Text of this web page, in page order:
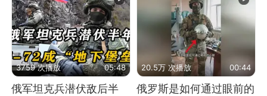
3759 次播放 05:48
俄军坦克兵潜伏敌后半
20.5万 次播放 00:44
俄罗斯是如何通过眼前的